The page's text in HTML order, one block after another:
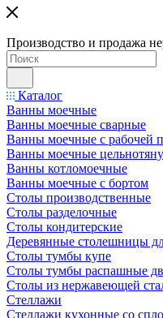
Производство и продажа
Каталог
Ванны моечные
Ванны моечные сварные
Ванны моечные с рабочей
Ванны моечные
Ванны котломоечные
Ванны моечные с бортом
Столы производственные
Столы разделочные
Столы кондитерские
Деревянные столешницы
Столы тумбы купе
Столы тумбы распашные
Столы из нержавеющей
Стеллажи
Стеллажи кухонные со